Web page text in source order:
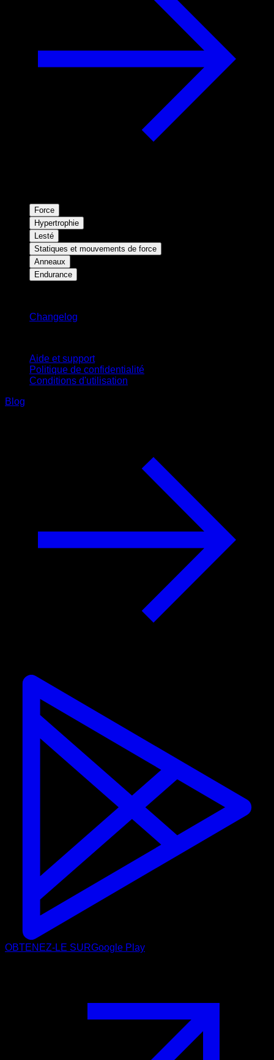
Force
Hypertrophie
Lesté
Statiques et mouvements de force
Anneaux
Endurance
Changelog
Aide et support
Politique de confidentialité
Conditions d'utilisation
Blog
OBTENEZ-LE SURGoogle Play